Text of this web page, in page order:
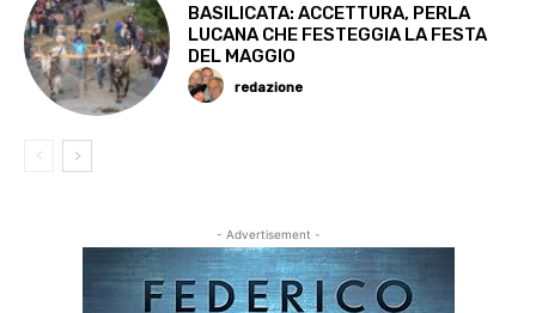
BASILICATA: ACCETTURA, PERLA
LUCANA CHE FESTEGGIA LA FESTA
DEL MAGGIO
redazione
- Advertisement -